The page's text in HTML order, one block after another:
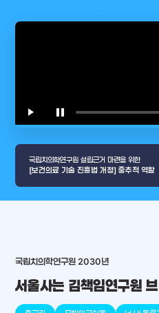
충청남도place
place
place
play_arrow pause
국립치의학연구원 설립근거 마련을 위한
[보건의료 기술 진흥법 개정] 중추적 역할
국립치의학연구원 2030년
서울사는 김책임연구원